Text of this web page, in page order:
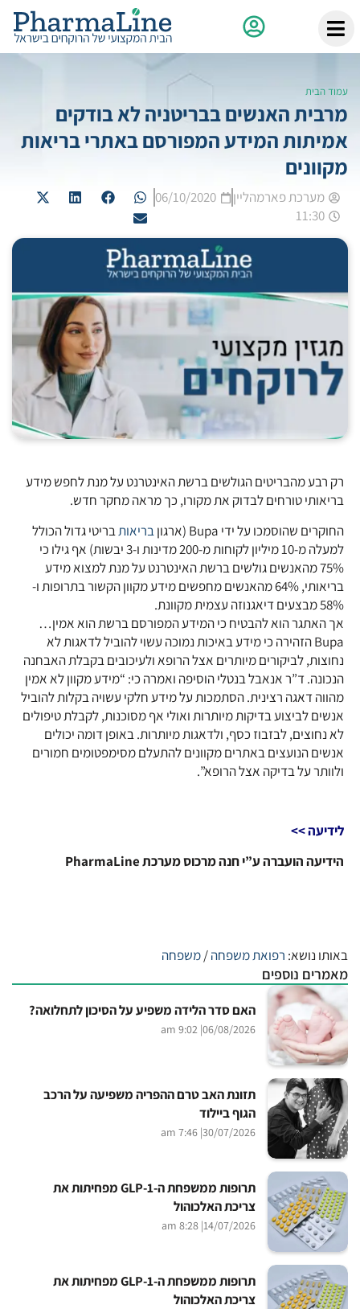
עמוד הבית
מרבית האנשים בבריטניה לא בודקים
אמיתות המידע המפורסם באתרי בריאות
מקוונים
מערכת פארמהליין
06/10/2020
11:30
רק רבע מהבריטים הגולשים ברשת האינטרנט על מנת לחפש מידע
בריאותי טורחים לבדוק את מקורו, כך מראה מחקר חדש.
החוקרים שהוסמכו על ידי Bupa (ארגון
בריאותבריטי גדול הכולל
למעלה מ-10 מיליון לקוחות מ-200 מדינות ו-3 יבשות) אף גילו כי
75% מהאנשים גולשים ברשת האינטרנט על מנת למצוא מידע
בריאותי, 64% מהאנשים מחפשים מידע מקוון הקשור בתרופות ו-
58% מבצעים דיאגנוזה עצמית מקוונת.
אך האתגר הוא להבטיח כי המידע המפורסם ברשת הוא אמין…
Bupa הזהירה כי מידע באיכות נמוכה עשוי להוביל לדאגות לא
נחוצות, לביקורים מיותרים אצל הרופא ולעיכובים בקבלת האבחנה
הנכונה. ד”ר אנאבל בנטלי הוסיפה ואמרה כי: “מידע מקוון לא אמין
מהווה דאגה רצינית. הסתמכות על מידע חלקי עשויה בקלות להוביל
אנשים לביצוע בדיקות מיותרות ואולי אף מסוכנות, לקבלת טיפולים
לא נחוצים, לבזבוז כסף, ולדאגות מיותרות. באופן דומה יכולים
אנשים הנועצים באתרים מקוונים להתעלם מסימפטומים חמורים
ולוותר על בדיקה אצל הרופא”.
לידיעה >>
הידיעה הועברה ע”י חנה מרכוס מערכת PharmaLine
באותו נושא: רפואת משפחה/משפחה
מאמרים נוספים
האם סדר הלידה משפיע על הסיכון לתחלואה?
06/08/2026
| 9:02 am
תזונת האב טרם ההפריה משפיעה על הרכב
הגוף ביילוד
30/07/2026
| 7:46 am
תרופות ממשפחת ה-GLP-1 מפחיתות את
צריכת האלכוהול
14/07/2026
| 8:28 am
תרופות ממשפחת ה-GLP-1 מפחיתות את
צריכת האלכוהול